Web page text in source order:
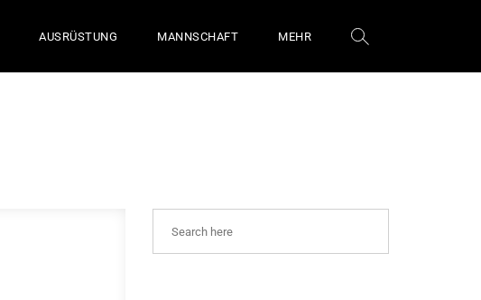
AUSRÜSTUNG MANNSCHAFT MEHR